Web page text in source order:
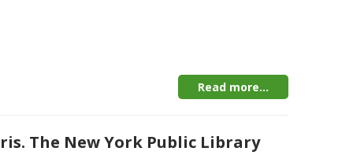
Read more...
The New York Public Library